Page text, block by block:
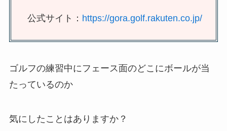
公式サイト： https://gora.golf.rakuten.co.jp/
ゴルフの練習中にフェース面のどこにボールが当
たっているのか
気にしたことはありますか？